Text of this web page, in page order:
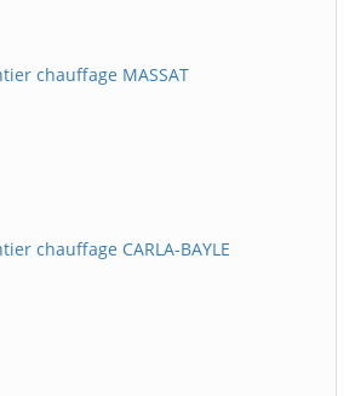
chauffage MASSAT
chauffage CARLA-BAYLE